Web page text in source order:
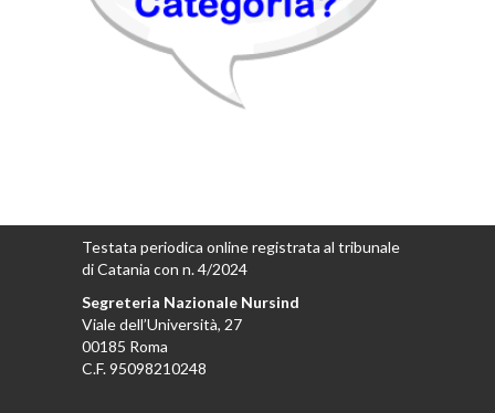
Testata periodica online registrata al tribunale
di Catania con n. 4/2024
Segreteria Nazionale Nursind
Viale dell’Università, 27
00185 Roma
C.F. 95098210248